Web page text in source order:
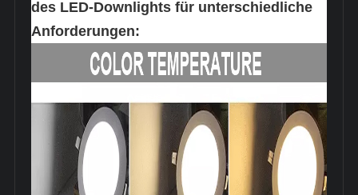
des LED-Downlights für unterschiedliche
Anforderungen: